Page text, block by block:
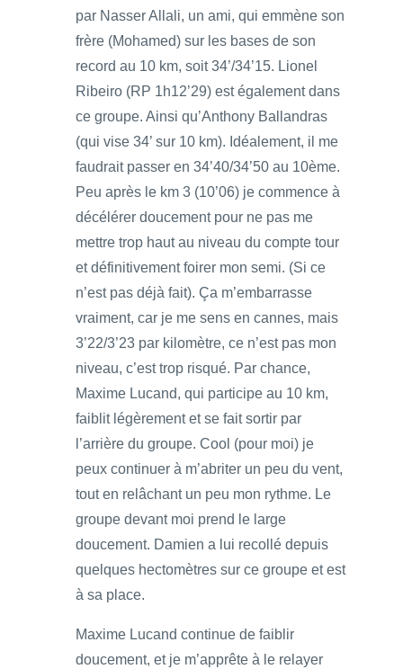
par Nasser Allali, un ami, qui emmène son
frère (Mohamed) sur les bases de son
record au 10 km, soit 34’/34’15. Lionel
Ribeiro (RP 1h12’29) est également dans
ce groupe. Ainsi qu’Anthony Ballandras
(qui vise 34’ sur 10 km). Idéalement, il me
faudrait passer en 34’40/34’50 au 10ème.
Peu après le km 3 (10’06) je commence à
décélérer doucement pour ne pas me
mettre trop haut au niveau du compte tour
et définitivement foirer mon semi. (Si ce
n’est pas déjà fait). Ça m’embarrasse
vraiment, car je me sens en cannes, mais
3’22/3’23 par kilomètre, ce n’est pas mon
niveau, c’est trop risqué. Par chance,
Maxime Lucand, qui participe au 10 km,
faiblit légèrement et se fait sortir par
l’arrière du groupe. Cool (pour moi) je
peux continuer à m’abriter un peu du vent,
tout en relâchant un peu mon rythme. Le
groupe devant moi prend le large
doucement. Damien a lui recollé depuis
quelques hectomètres sur ce groupe et est
à sa place.
Maxime Lucand continue de faiblir
doucement, et je m’apprête à le relayer